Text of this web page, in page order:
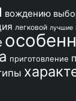
вождению
легковой лучшие
приготовление